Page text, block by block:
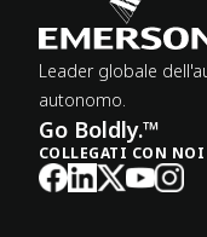
Leader globale
autonomo.
Go Boldly.™
COLLEGATI CON NOI